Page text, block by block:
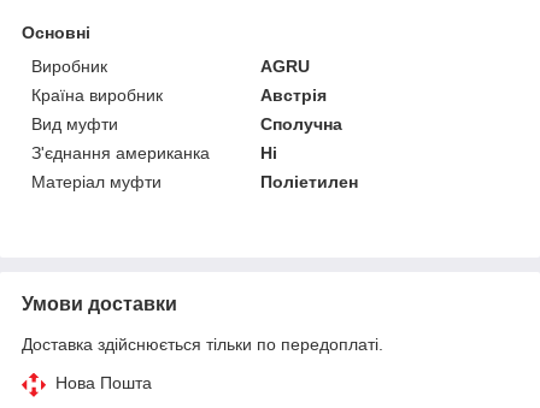
Основні
Виробник
AGRU
Країна виробник
Австрія
Вид муфти
Сполучна
З'єднання американка
Ні
Матеріал муфти
Поліетилен
Умови доставки
Доставка здійснюється тільки по передоплаті.
Нова Пошта